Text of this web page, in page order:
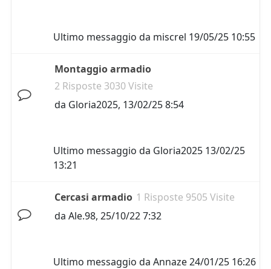
Ultimo messaggio da miscrel 19/05/25 10:55
Montaggio armadio
2 Risposte 3030 Visite
da Gloria2025, 13/02/25 8:54
Ultimo messaggio da Gloria2025 13/02/25
13:21
Cercasi armadio 1 Risposte 9505 Visite
da Ale.98, 25/10/22 7:32
Ultimo messaggio da Annaze24/01/25 16:26